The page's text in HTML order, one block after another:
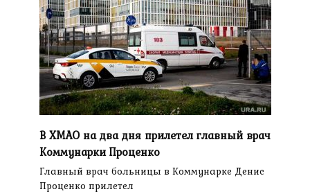
В ХМАО на два дня прилетел главный врач
Коммунарки Проценко
Главный врач больницы в Коммунарке Денис
Проценко прилетел